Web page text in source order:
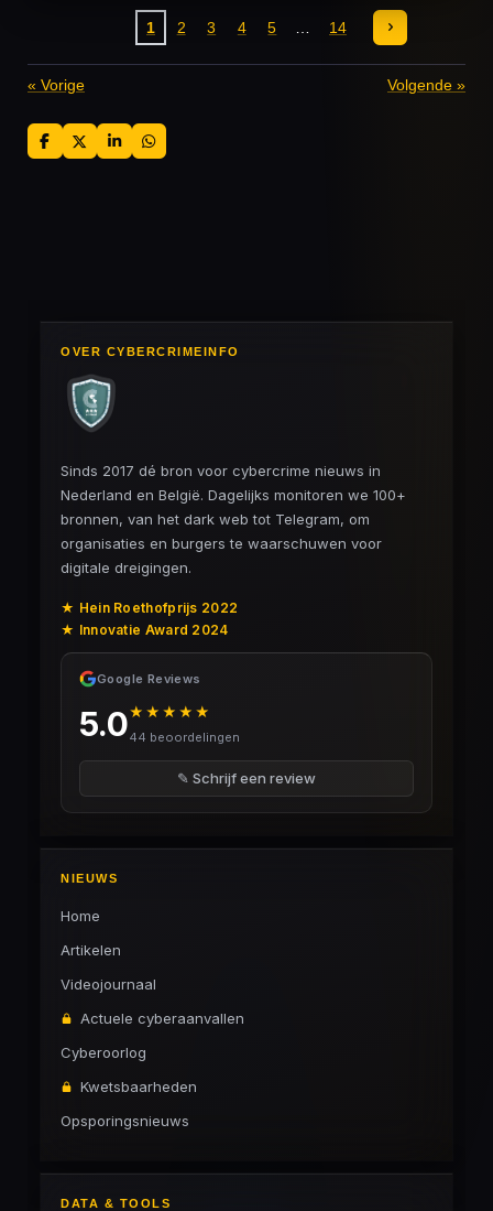
1 2 3 4 5 14
« Vorige Volgende »
D
e
D
e
S
h
D
e
OVER CYBERCRIMEINFO
Sinds 2017 dé bron voor cybercrime nieuws in
Nederland en België. Dagelijks monitoren we 100+
bronnen, van het dark web tot Telegram, om
organisaties en burgers te waarschuwen voor
digitale dreigingen.
★ Hein Roethofprijs 2022
★ Innovatie Award 2024
Google Reviews
5.0★★★★★
44 beoordelingen
✎ Schrijf een review
NIEUWS
Home
Artikelen
Videojournaal
Actuele cyberaanvallen
Cyberoorlog
Kwetsbaarheden
Opsporingsnieuws
DATA & TOOLS